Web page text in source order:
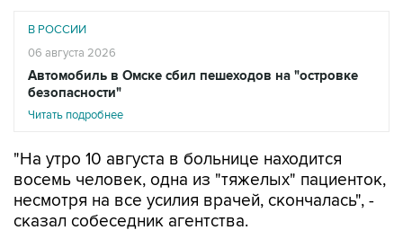
В РОССИИ
06 августа 2026
Автомобиль в Омске сбил пешеходов на "островке
безопасности"
Читать подробнее
"На утро 10 августа в больнице находится
восемь человек, одна из "тяжелых" пациенток,
несмотря на все усилия врачей, скончалась", -
сказал собеседник агентства.